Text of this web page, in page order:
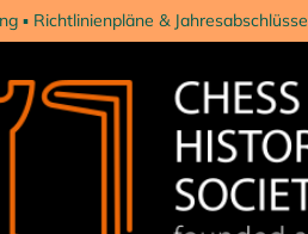
Richtlinienpläne & Jahresabschlüsse